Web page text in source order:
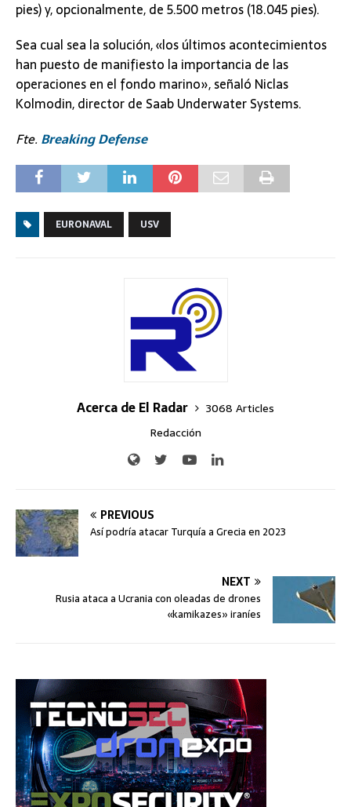
pies) y, opcionalmente, de 5.500 metros (18.045 pies).
Sea cual sea la solución, «los últimos acontecimientos
han puesto de manifiesto la importancia de las
operaciones en el fondo marino», señaló Niclas
Kolmodin, director de Saab Underwater Systems.
Fte. Breaking Defense
EURONAVAL USV
Acerca de El Radar
3068 Articles
Redacción
PREVIOUS
Así podría atacar Turquía a Grecia en 2023
NEXT
Rusia ataca a Ucrania con oleadas de drones
«kamikazes» iraníes